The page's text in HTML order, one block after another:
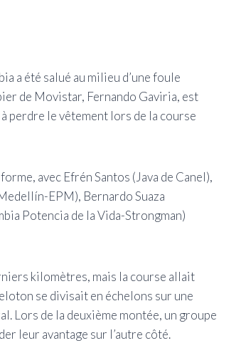
a été salué au milieu d’une foule
de Movistar, Fernando Gaviria, est
perdre le vêtement lors de la course
avec Efrén Santos (Java de Canel),
EPM), Bernardo Suaza
Potencia de la Vida-Strongman)
kilomètres, mais la course allait
se divisait en échelons sur une
Lors de la deuxième montée, un groupe
leur avantage sur l’autre côté.